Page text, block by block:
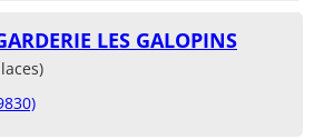
LES GALOPINS